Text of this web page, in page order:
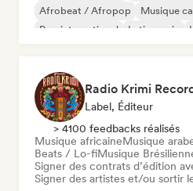
Afrobeat / Afropop
Musique
Pop international
Latin music
Radio Krimi
Label, Éditeur
> 4100 feedbacks réalisés
Musique africaineMusique
Beats / Lo-fiMusique
Signer des contrats d’édition
Signer des artistes et/ou sortir